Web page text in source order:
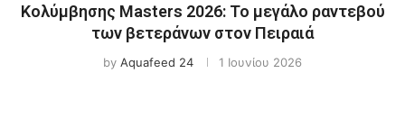
Κολύμβησης Masters 2026: Το μεγάλο ραντεβού
των βετεράνων στον Πειραιά
by Aquafeed 24 1 Ιουνίου 2026